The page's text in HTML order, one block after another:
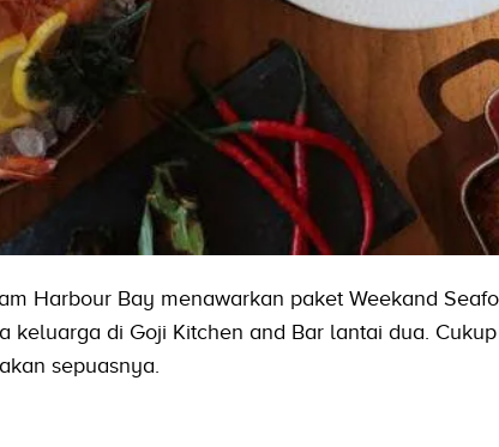
Harbour Bay menawarkan paket Weekand
keluarga di Goji Kitchen and Bar lantai dua.
sepuasnya.